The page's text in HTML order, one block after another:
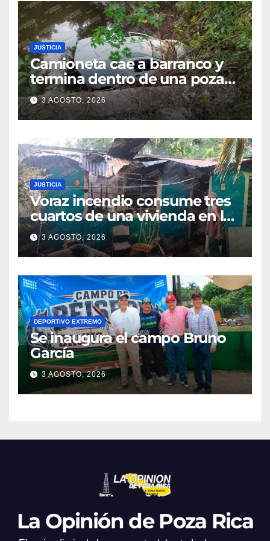
JUSTICIA
Camioneta cae a barranco y
termina dentro de una poza
en Coatzintla; conductor sale
con golpes leves
3 AGOSTO, 2026
JUSTICIA
Voraz incendio consume tres
cuartos de una vivienda en la
colonia Manuel Ávila
Camacho
3 AGOSTO, 2026
DEPORTIVO EXTREMO
Se inaugura el campo Bruno
García
3 AGOSTO, 2026
La Opinión de Poza Rica